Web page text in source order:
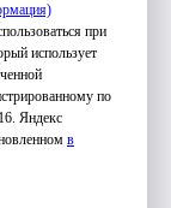
при
использует
по
Яндекс
в